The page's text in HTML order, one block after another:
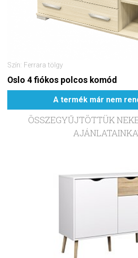
Szín: Ferrara tölgy
Oslo 4 fiókos polcos komód
A termék már nem
ÖSSZEGYŰJTÖTTÜK